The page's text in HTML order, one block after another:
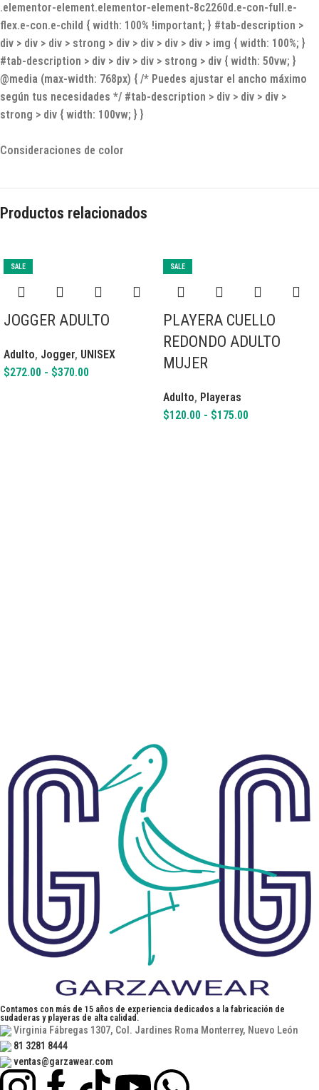
.elementor-element.elementor-element-8c2260d.e-con-full.e-
flex.e-con.e-child { width: 100% !important; } #tab-description >
div > div > div > strong > div > div > div > div > img { width: 100%; }
#tab-description > div > div > div > strong > div { width: 50vw; }
@media (max-width: 768px) { /* Puedes ajustar el ancho máximo
según tus necesidades */ #tab-description > div > div > div >
strong > div { width: 100vw; } }
Consideraciones de color
Productos relacionados
SALE
JOGGER ADULTO
Adulto, Jogger, UNISEX
$272.00 - $370.00
SALE
PLAYERA CUELLO
REDONDO ADULTO
MUJER
Adulto, Playeras
$120.00 - $175.00
Contamos con más de 15 años de experiencia dedicados a la fabricación de
sudaderas y playeras de alta calidad.
Virginia Fábregas 1307, Col. Jardines Roma Monterrey, Nuevo León
81 3281 8444
ventas@garzawear.com